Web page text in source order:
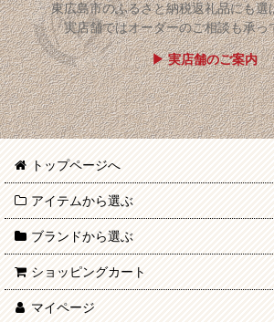
東広島市のふるさと納税返礼品にも選
実店舗ではオーダーのご相談も承っ
▶ 実店舗のご案内
トップページへ
アイテムから選ぶ
ブランドから選ぶ
ショッピングカート
マイページ